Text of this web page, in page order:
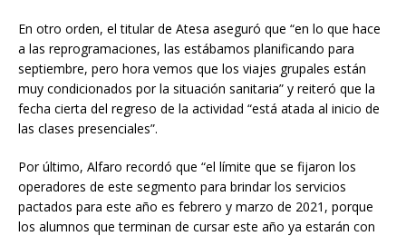
En otro orden, el titular de Atesa aseguró que “en lo que hace
a las reprogramaciones, las estábamos planificando para
septiembre, pero hora vemos que los viajes grupales están
muy condicionados por la situación sanitaria” y reiteró que la
fecha cierta del regreso de la actividad “está atada al inicio de
las clases presenciales”.
Por último, Alfaro recordó que “el límite que se fijaron los
operadores de este segmento para brindar los servicios
pactados para este año es febrero y marzo de 2021, porque
los alumnos que terminan de cursar este año ya estarán con